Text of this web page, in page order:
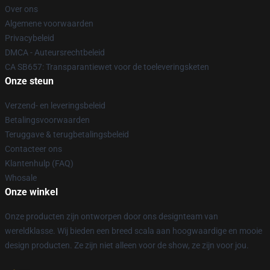
Over ons
Algemene voorwaarden
Privacybeleid
DMCA - Auteursrechtbeleid
CA SB657: Transparantiewet voor de toeleveringsketen
Onze steun
Verzend- en leveringsbeleid
Betalingsvoorwaarden
Teruggave & terugbetalingsbeleid
Contacteer ons
Klantenhulp (FAQ)
Whosale
Onze winkel
Onze producten zijn ontworpen door ons designteam van
wereldklasse. Wij bieden een breed scala aan hoogwaardige en mooie
design producten. Ze zijn niet alleen voor de show, ze zijn voor jou.